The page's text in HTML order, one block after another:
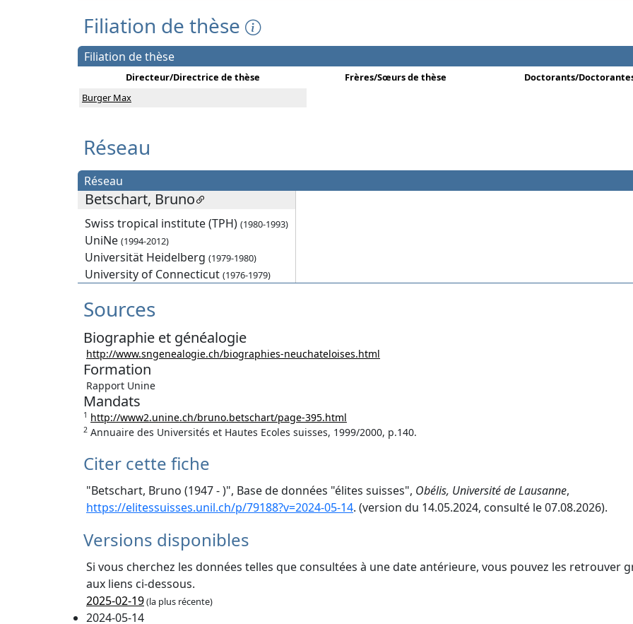
Filiation de thèse
Filiation de thèse
Directeur/Directrice de thèse Frères/Sœurs de thèse
Doctorants/
Burger Max
Réseau
Réseau
Betschart, Bruno
Swiss tropical institute (TPH) (1980-1993)
UniNe (1994-2012)
Universität Heidelberg (1979-1980)
University of Connecticut (1976-1979)
Sources
Biographie et généalogie
http://www.sngenealogie.ch/biographies-neuchateloises.html
Formation
Rapport Unine
Mandats
1 http://www2.unine.ch/bruno.betschart/page-395.html
2 Annuaire des Universités et Hautes Ecoles suisses, 1999/2000, p.140.
Citer cette fiche
"Betschart, Bruno (1947 - )", Base de données "élites suisses", Obélis, Université de Lausanne,
https://elitessuisses.unil.ch/p/79188?v=2024-05-14. (version du 14.05.2024, consulté le 07.08.2026).
Versions disponibles
Si vous cherchez les données telles que consultées à une date antérieure, vous pouvez les retrouver
aux liens ci-dessous.
2025-02-19(la plus récente)
2024-05-14